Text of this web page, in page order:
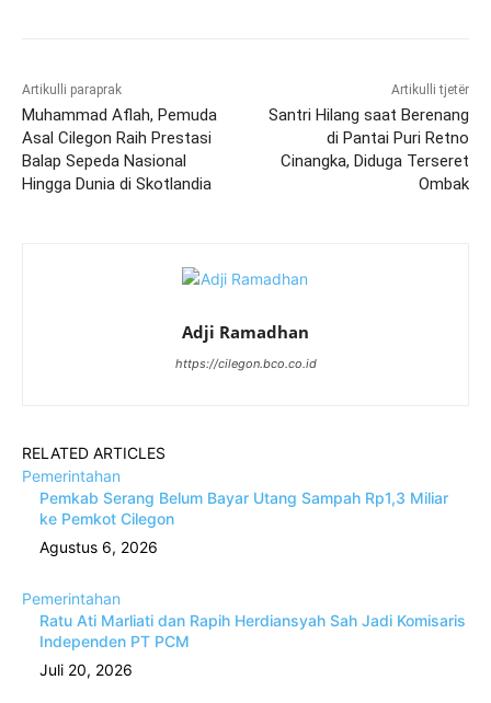
Artikulli paraprak
Muhammad Aflah, Pemuda
Asal Cilegon Raih Prestasi
Balap Sepeda Nasional
Hingga Dunia di Skotlandia
Artikulli tjetër
Santri Hilang saat Berenang
di Pantai Puri Retno
Cinangka, Diduga Terseret
Ombak
Adji Ramadhan
https://cilegon.bco.co.id
RELATED ARTICLES
Pemerintahan
Pemkab Serang Belum Bayar Utang Sampah Rp1,3 Miliar
ke Pemkot Cilegon
Agustus 6, 2026
Pemerintahan
Ratu Ati Marliati dan Rapih Herdiansyah Sah Jadi Komisaris
Independen PT PCM
Juli 20, 2026